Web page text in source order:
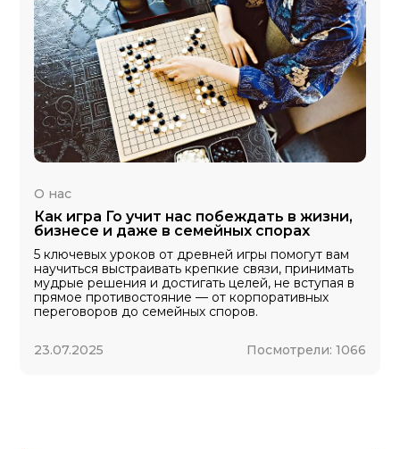
О нас
Как игра Го учит нас побеждать в жизни,
бизнесе и даже в семейных спорах
5 ключевых уроков от древней игры помогут вам
научиться выстраивать крепкие связи, принимать
мудрые решения и достигать целей, не вступая в
прямое противостояние — от корпоративных
переговоров до семейных споров.
23.07.2025 Посмотрели: 1066